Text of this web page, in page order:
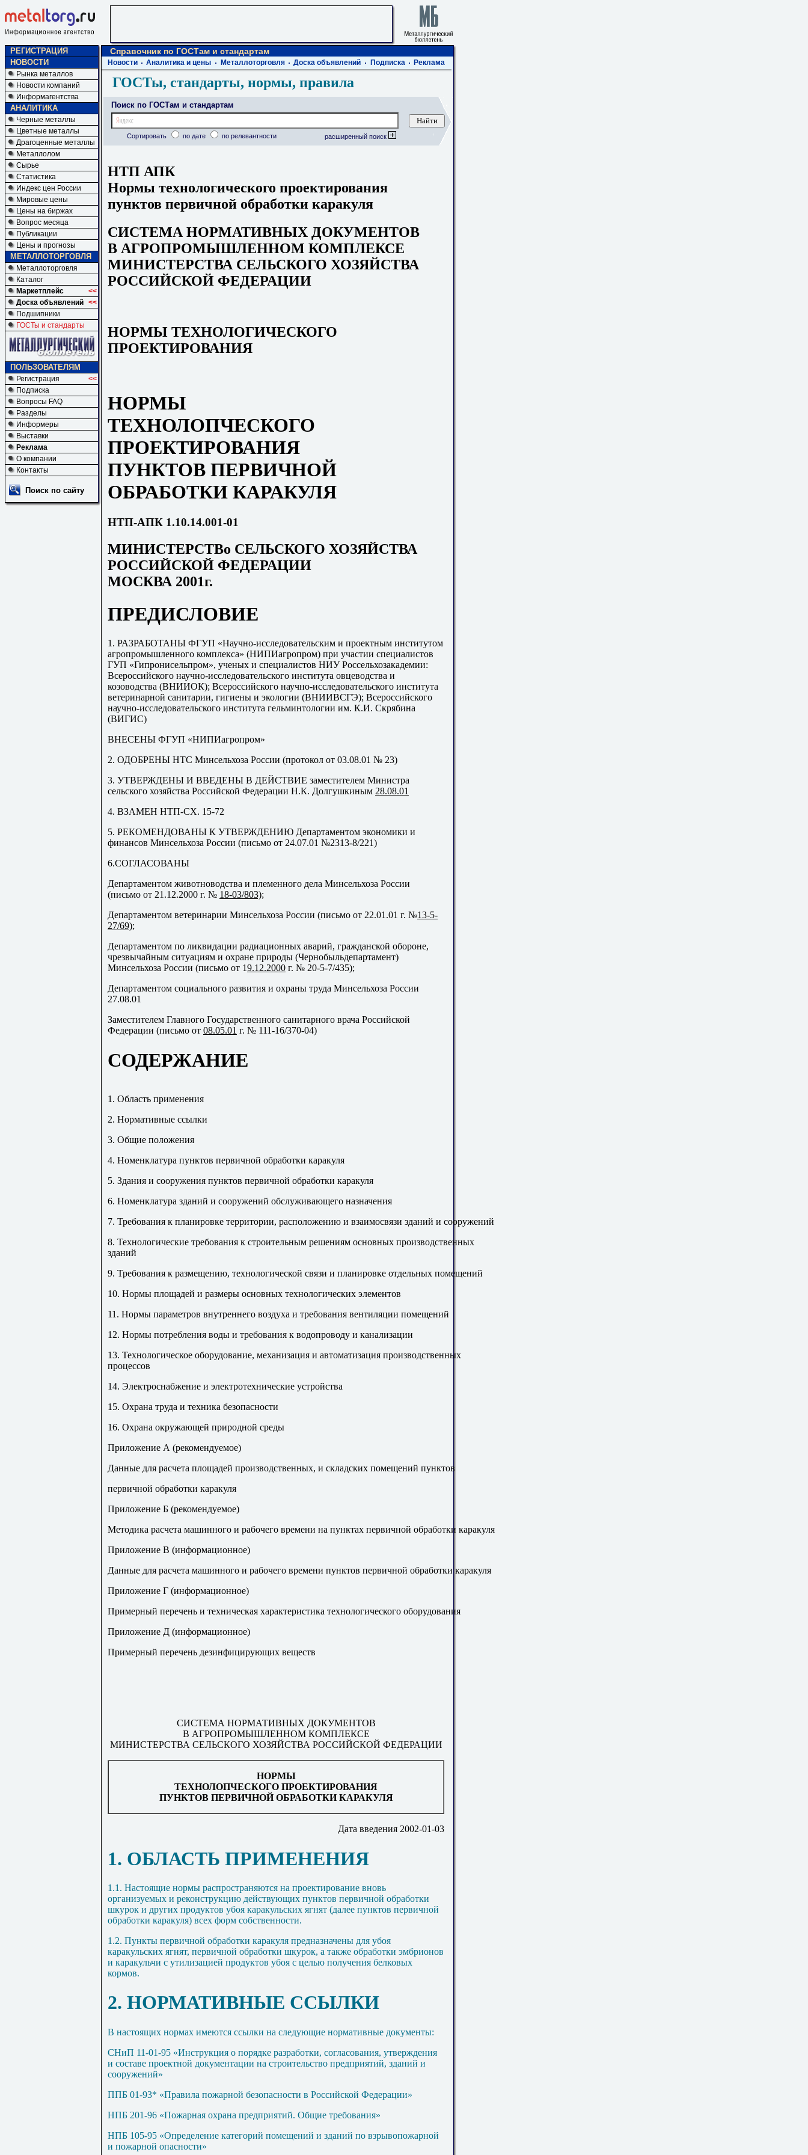
РЕГИСТРАЦИЯ
НОВОСТИ
Рынка металлов
Новости компаний
Информагентства
АНАЛИТИКА
Черные металлы
Цветные металлы
Драгоценные металлы
Металлолом
Сырье
Статистика
Индекс цен России
Мировые цены
Цены на биржах
Вопрос месяца
Публикации
Цены и прогнозы
МЕТАЛЛОТОРГОВЛЯ
Металлоторговля
Каталог
Маркетплейс
<<
Доска объявлений <<
Подшипники
ГОСТы и стандарты
ПОЛЬЗОВАТЕЛЯМ
Регистрация
<<
Подписка
Вопросы FAQ
Разделы
Информеры
Выставки
Реклама
О компании
Контакты
Поиск по сайту
Справочник по ГОСТам и стандартам
Новости Аналитика и цены Металлоторговля Доска объявлений Подписка Реклама
ГОСТы, стандарты, нормы, правила
Поиск по ГОСТам и стандартам
Сортировать по дате по релевантности расширенный поиск
НТП АПК
Нормы технологического проектирования
пунктов первичной обработки каракуля
СИСТЕМА НОРМАТИВНЫХ ДОКУМЕНТОВ
В АГРОПРОМЫШЛЕННОМ КОМПЛЕКСЕ
МИНИСТЕРСТВА СЕЛЬСКОГО ХОЗЯЙСТВА
РОССИЙСКОЙ ФЕДЕРАЦИИ
НОРМЫ ТЕХНОЛОГИЧЕСКОГО
ПРОЕКТИРОВАНИЯ
НОРМЫ
ТЕХНОЛОПЧЕСКОГО
ПРОЕКТИРОВАНИЯ
ПУНКТОВ ПЕРВИЧНОЙ
ОБРАБОТКИ КАРАКУЛЯ
НТП-АПК 1.10.14.001-01
МИНИСТЕРСТВо СЕЛЬСКОГО ХОЗЯЙСТВА
РОССИЙСКОЙ ФЕДЕРАЦИИ
МОСКВА 2001г.
ПРЕДИСЛОВИЕ
1. РАЗРАБОТАНЫ ФГУП «Научно-исследовательским и проектным институтом
агропромышленного комплекса» (НИПИагропром) при участии специалистов
ГУП «Гипронисельпром», ученых и специалистов НИУ Россельхозакадемии:
Всероссийского научно-исследовательского института овцеводства и
козоводства (ВНИИОК); Всероссийского научно-исследовательского института
ветеринарной санитарии, гигиены и экологии (ВНИИВСГЭ); Всероссийского
научно-исследовательского института гельминтологии им. К.И. Скрябина
(ВИГИС)
ВНЕСЕНЫ ФГУП «НИПИагропром»
2. ОДОБРЕНЫ НТС Минсельхоза России (протокол от 03.08.01 № 23)
3. УТВЕРЖДЕНЫ И ВВЕДЕНЫ В ДЕЙСТВИЕ заместителем Министра
сельского хозяйства Российской Федерации Н.К. Долгушкиным 28.08.01
4. ВЗАМЕН НТП-СХ. 15-72
5. РЕКОМЕНДОВАНЫ К УТВЕРЖДЕНИЮ Департаментом экономики и
финансов Минсельхоза России (письмо от 24.07.01 №2313-8/221)
6.СОГЛАСОВАНЫ
Департаментом животноводства и племенного дела Минсельхоза России
(письмо от 21.12.2000 г. № 18-03/803);
Департаментом ветеринарии Минсельхоза России (письмо от 22.01.01 г. №13-5-
27/69);
Департаментом по ликвидации радиационных аварий, гражданской обороне,
чрезвычайным ситуациям и охране природы (Чернобыльдепартамент)
Минсельхоза России (письмо от 19.12.2000 г. № 20-5-7/435);
Департаментом социального развития и охраны труда Минсельхоза России
27.08.01
Заместителем Главного Государственного санитарного врача Российской
Федерации (письмо от 08.05.01 г. № 111-16/370-04)
СОДЕРЖАНИЕ
1. Область применения
2. Нормативные ссылки
3. Общие положения
4. Номенклатура пунктов первичной обработки каракуля
5. Здания и сооружения пунктов первичной обработки каракуля
6. Номенклатура зданий и сооружений обслуживающего назначения
7. Требования к планировке территории, расположению и взаимосвязи зданий и сооружений
8. Технологические требования к строительным решениям основных производственных
зданий
9. Требования к размещению, технологической связи и планировке отдельных помещений
10. Нормы площадей и размеры основных технологических элементов
11. Нормы параметров внутреннего воздуха и требования вентиляции помещений
12. Нормы потребления воды и требования к водопроводу и канализации
13. Технологическое оборудование, механизация и автоматизация производственных
процессов
14. Электроснабжение и электротехнические устройства
15. Охрана труда и техника безопасности
16. Охрана окружающей природной среды
Приложение А (рекомендуемое)
Данные для расчета площадей производственных, и складских помещений пунктов
первичной обработки каракуля
Приложение Б (рекомендуемое)
Методика расчета машинного и рабочего времени на пунктах первичной обработки каракуля
Приложение В (информационное)
Данные для расчета машинного и рабочего времени пунктов первичной обработки каракуля
Приложение Г (информационное)
Примерный перечень и техническая характеристика технологического оборудования
Приложение Д (информационное)
Примерный перечень дезинфицирующих веществ
СИСТЕМА НОРМАТИВНЫХ ДОКУМЕНТОВ
В АГРОПРОМЫШЛЕННОМ КОМПЛЕКСЕ
МИНИСТЕРСТВА СЕЛЬСКОГО ХОЗЯЙСТВА РОССИЙСКОЙ ФЕДЕРАЦИИ
НОРМЫ
ТЕХНОЛОПЧЕСКОГО ПРОЕКТИРОВАНИЯ
ПУНКТОВ ПЕРВИЧНОЙ ОБРАБОТКИ КАРАКУЛЯ
Дата введения 2002-01-03
1. ОБЛАСТЬ ПРИМЕНЕНИЯ
1.1. Настоящие нормы распространяются на проектирование вновь
организуемых и реконструкцию действующих пунктов первичной обработки
шкурок и других продуктов убоя каракульских ягнят (далее пунктов первичной
обработки каракуля) всех форм собственности.
1.2. Пункты первичной обработки каракуля предназначены для убоя
каракульских ягнят, первичной обработки шкурок, а также обработки эмбрионов
и каракульчи с утилизацией продуктов убоя с целью получения белковых
кормов.
2. НОРМАТИВНЫЕ ССЫЛКИ
В настоящих нормах имеются ссылки на следующие нормативные документы:
СНиП 11-01-95 «Инструкция о порядке разработки, согласования, утверждения
и составе проектной документации на строительство предприятий, зданий и
сооружений»
ППБ 01-93* «Правила пожарной безопасности в Российской Федерации»
НПБ 201-96 «Пожарная охрана предприятий. Общие требования»
НПБ 105-95 «Определение категорий помещений и зданий по взрывопожарной
и пожарной опасности»